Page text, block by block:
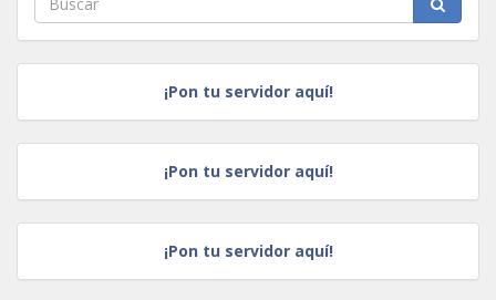
¡Pon tu servidor aquí!
¡Pon tu servidor aquí!
¡Pon tu servidor aquí!